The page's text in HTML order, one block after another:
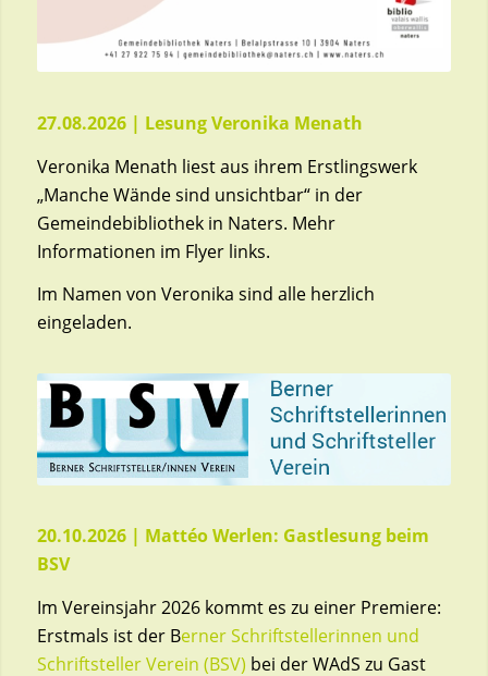
27.08.2026 | Lesung Veronika Menath
Veronika Menath liest aus ihrem Erstlingswerk
„Manche Wände sind unsichtbar“ in der
Gemeindebibliothek in Naters. Mehr
Informationen im Flyer links.
Im Namen von Veronika sind alle herzlich
eingeladen.
20.10.2026 | Mattéo Werlen: Gastlesung beim
BSV
Im Vereinsjahr 2026 kommt es zu einer Premiere:
Erstmals ist der Berner Schriftstellerinnen und
Schriftsteller Verein (BSV) bei der WAdS zu Gast